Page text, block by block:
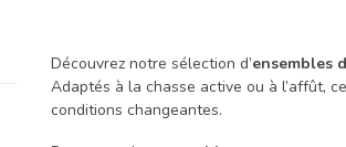
Entrée
accéder
Découvrez notre sélection d’ensembles
Adaptés à la chasse active ou à l’affût,
conditions changeantes.